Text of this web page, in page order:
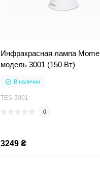
Инфракрасная лампа
модель 3001 (150 Вт)
В наличии
TES-3001
0
3249 ₴